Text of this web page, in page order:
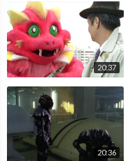
20:37
20:36